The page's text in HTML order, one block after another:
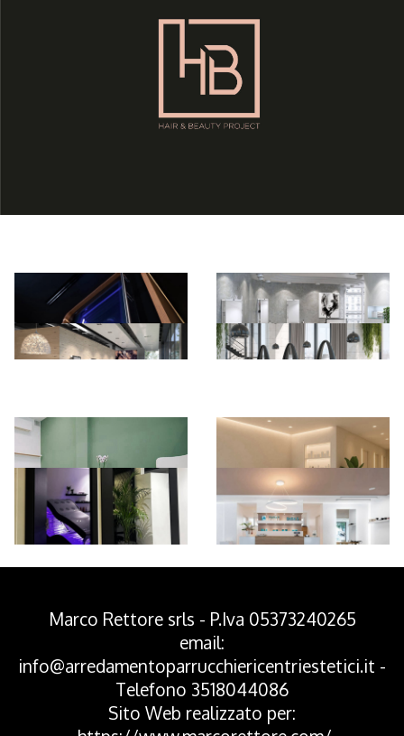
Marco Rettore srls - P.Iva 05373240265
email:
info@arredamentoparrucchiericentriestetici.it -
Telefono 3518044086
Sito Web realizzato per: